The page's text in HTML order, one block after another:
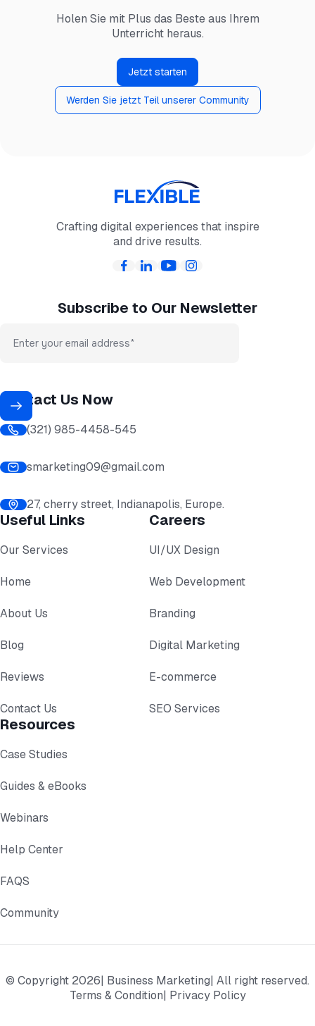
Holen Sie mit Plus das Beste aus Ihrem
Unterricht heraus.
Jetzt starten
Werden Sie jetzt Teil unserer Community
Crafting digital experiences that inspire
and drive results.
Subscribe to Our Newsletter
Useful Links
Our Services
Home
About Us
Blog
Reviews
Contact Us
Careers
UI/UX Design
Web Development
Branding
Digital Marketing
E-commerce
SEO Services
Resources
Case Studies
Guides & eBooks
Webinars
Help Center
FAQS
Community
Contact Us Now
(321) 985-4458-545
smarketing09@gmail.com
27, cherry street, Indianapolis, Europe.
© Copyright 2026| Business Marketing| All right reserved.
Terms & Condition| Privacy Policy